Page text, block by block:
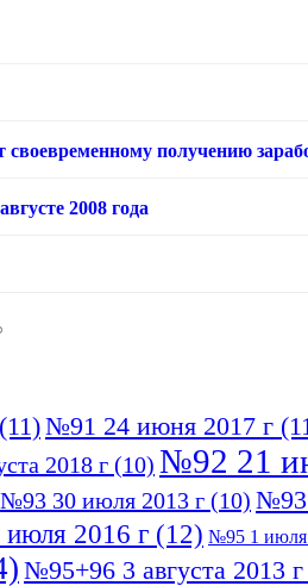
получению
2008 года
(11)№91 24 июня 2017 г
2018 г (10) №92 21
№93 30 июля 2013 г (10)
2016 г (12) №95 1 июля
№95+96 3 августа 2013 г